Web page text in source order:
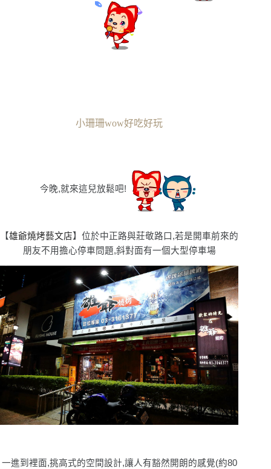
小珊珊wow好吃好玩
今晚,就來這兒放鬆吧!
【雄爺燒烤藝文店】位於中正路與莊敬路口,若是開車前來的
朋友不用擔心停車問題,斜對面有一個大型停車場
一進到裡面,挑高式的空間設計,讓人有豁然開朗的感覺(約80